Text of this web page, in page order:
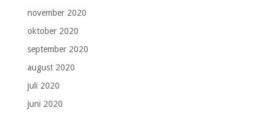
november 2020
oktober 2020
september 2020
august 2020
juli 2020
juni 2020